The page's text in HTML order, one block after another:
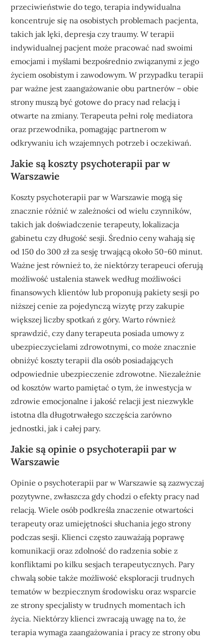
przeciwieństwie do tego, terapia indywidualna
koncentruje się na osobistych problemach pacjenta,
takich jak lęki, depresja czy traumy. W terapii
indywidualnej pacjent może pracować nad swoimi
emocjami i myślami bezpośrednio związanymi z jego
życiem osobistym i zawodowym. W przypadku terapii
par ważne jest zaangażowanie obu partnerów – obie
strony muszą być gotowe do pracy nad relacją i
otwarte na zmiany. Terapeuta pełni rolę mediatora
oraz przewodnika, pomagając partnerom w
odkrywaniu ich wzajemnych potrzeb i oczekiwań.
Jakie są koszty psychoterapii par w
Warszawie
Koszty psychoterapii par w Warszawie mogą się
znacznie różnić w zależności od wielu czynników,
takich jak doświadczenie terapeuty, lokalizacja
gabinetu czy długość sesji. Średnio ceny wahają się
od 150 do 300 zł za sesję trwającą około 50-60 minut.
Ważne jest również to, że niektórzy terapeuci oferują
możliwość ustalenia stawek według możliwości
finansowych klientów lub proponują pakiety sesji po
niższej cenie za pojedynczą wizytę przy zakupie
większej liczby spotkań z góry. Warto również
sprawdzić, czy dany terapeuta posiada umowy z
ubezpieczycielami zdrowotnymi, co może znacznie
obniżyć koszty terapii dla osób posiadających
odpowiednie ubezpieczenie zdrowotne. Niezależnie
od kosztów warto pamiętać o tym, że inwestycja w
zdrowie emocjonalne i jakość relacji jest niezwykle
istotna dla długotrwałego szczęścia zarówno
jednostki, jak i całej pary.
Jakie są opinie o psychoterapii par w
Warszawie
Opinie o psychoterapii par w Warszawie są zazwyczaj
pozytywne, zwłaszcza gdy chodzi o efekty pracy nad
relacją. Wiele osób podkreśla znaczenie otwartości
terapeuty oraz umiejętności słuchania jego strony
podczas sesji. Klienci często zauważają poprawę
komunikacji oraz zdolność do radzenia sobie z
konfliktami po kilku sesjach terapeutycznych. Pary
chwalą sobie także możliwość eksploracji trudnych
tematów w bezpiecznym środowisku oraz wsparcie
ze strony specjalisty w trudnych momentach ich
życia. Niektórzy klienci zwracają uwagę na to, że
terapia wymaga zaangażowania i pracy ze strony obu